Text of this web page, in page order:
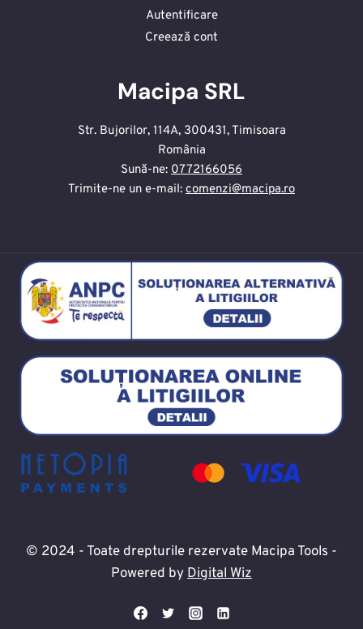
Autentificare
Creează cont
Macipa SRL
Str. Bujorilor, 114A, 300431, Timisoara
România
Sună-ne: 0772166056
Trimite-ne un e-mail: comenzi@macipa.ro
© 2024 - Toate drepturile rezervate Macipa Tools -
Powered byDigital Wiz